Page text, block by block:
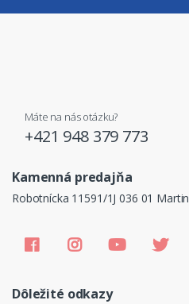
Máte na nás otázku?
+421 948 379 773
Kamenná predajňa
Robotnícka 11591/1J 036 01 Martin
Dôležité odkazy